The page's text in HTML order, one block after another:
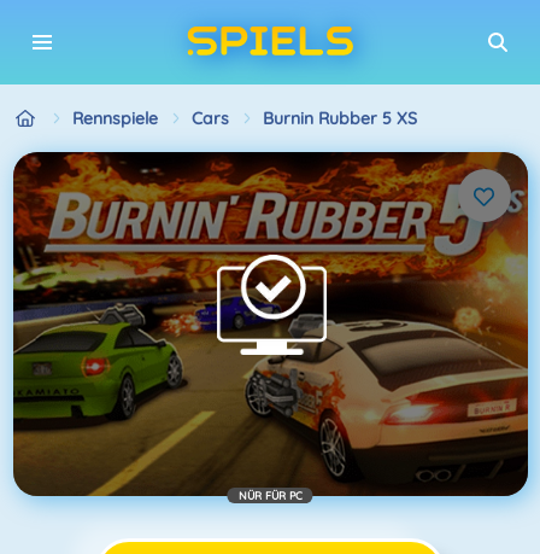
Rennspiele Cars Burnin Rubber 5 XS
NÜR FÜR PC